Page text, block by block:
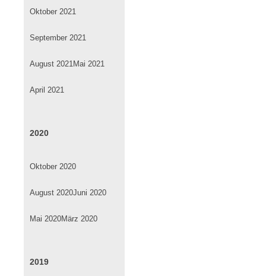
Oktober 2021
September 2021
August 2021Mai 2021
April 2021
2020
Oktober 2020
August 2020Juni 2020
Mai 2020März 2020
2019